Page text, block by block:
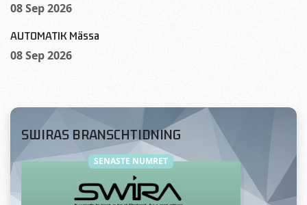
08 Sep 2026
AUTOMATIK Mässa
08 Sep 2026
SWIRAS BRANSCHTIDNING
SENASTE NUMRET